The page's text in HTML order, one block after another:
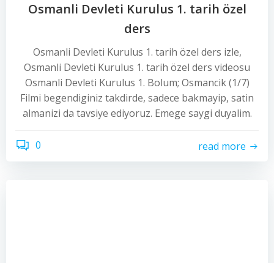
Osmanli Devleti Kurulus 1. tarih özel
ders
Osmanli Devleti Kurulus 1. tarih özel ders izle,
Osmanli Devleti Kurulus 1. tarih özel ders videosu
Osmanli Devleti Kurulus 1. Bolum; Osmancik (1/7)
Filmi begendiginiz takdirde, sadece bakmayip, satin
almanizi da tavsiye ediyoruz. Emege saygi duyalim.
0 read more